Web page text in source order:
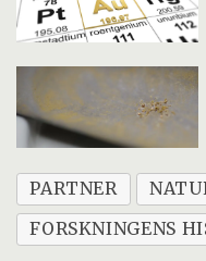
PARTNER
FORSKNINGENS